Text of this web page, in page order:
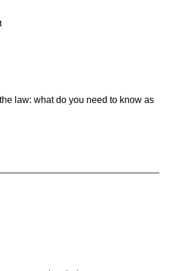
law: what do you need to know as